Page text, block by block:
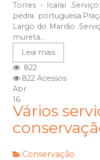
Torres - Icaraí
pedra
Largo do Marrão
mureta...
Leia mais
822
822 Acessos
Abr
16
Vários
Conservação